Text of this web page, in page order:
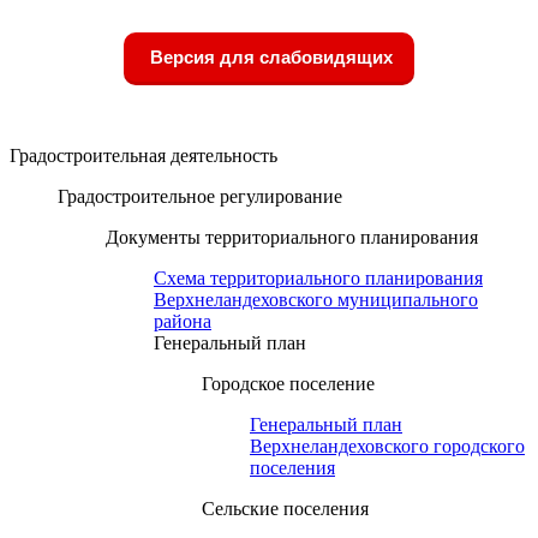
Версия для слабовидящих
Градостроительная деятельность
Градостроительное регулирование
Документы территориального планирования
Схема территориального планирования
Верхнеландеховского муниципального
района
Генеральный план
Городское поселение
Генеральный план
Верхнеландеховского городского
поселения
Сельские поселения